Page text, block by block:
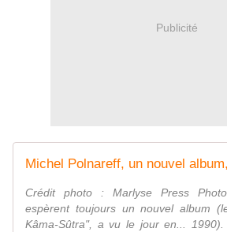
Publicité
Crédit photo : Marlyse Press
espèrent toujours un nouvel album
Kâma-Sûtra", a vu le jour en...